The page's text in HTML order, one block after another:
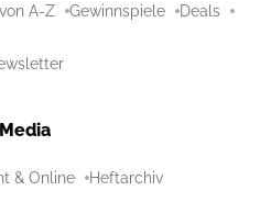
A-Z Gewinnspiele Deals
Media
& Online Heftarchiv